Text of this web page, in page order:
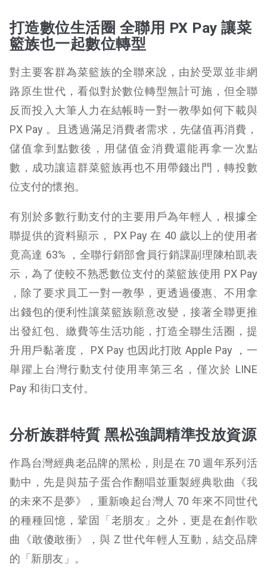
打造數位生活圈 全聯用 PX Pay 讓菜
籃族也一起數位轉型
對主要客群為菜籃族的全聯來說，由於受眾並非網
路原生世代，看似對於數位轉型無計可施，但全聯
反而投入大筆人力在結帳時一對一教學如何下載與
PX Pay 。且透過滿足消費者需求，先儲值再消費，
儲值拿到點數後，用儲值金消費還能再拿一次點
數，成功讓這群菜籃族再也不用帶錢出門，轉投數
位支付的懷抱。
有別於多數行動支付的主要用戶為年輕人，根據全
聯提供的資料顯示， PX Pay 在 40 歲以上的使用者
竟高達 63% ，全聯行銷部會員行銷課副理陳柏凱表
示，為了使較不熟悉數位支付的菜籃族使用 PX Pay
，除了要求員工一對一教學，更透過優惠、不用拿
出錢包的便利性讓菜籃族願意改變，接著全聯更推
出發紅包、繳費等生活功能，打造全聯生活圈，提
升用戶黏著度， PX Pay 也因此打敗 Apple Pay ，一
舉躍上台灣行動支付使用率第三名，僅次於 LINE
Pay 和街口支付。
分析族群特質 黑松強調精準投放資源
作爲台灣經典老品牌的黑松，則是在 70 週年系列活
動中，先是與茄子蛋合作翻唱並重製經典歌曲《我
的未來不是夢》，重新喚起台灣人 70 年來不同世代
的種種回憶，鞏固「老朋友」之外，更是在創作歌
曲《敢傻敢衝》，與 Z 世代年輕人互動，結交品牌
的「新朋友」。